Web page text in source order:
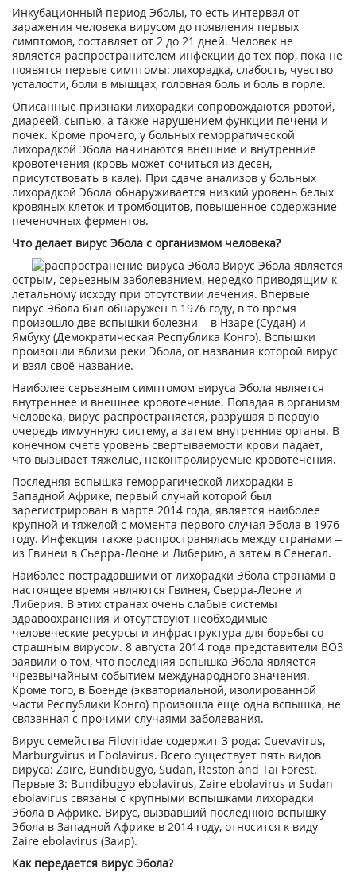
Инкубационный период Эболы, то есть интервал от
заражения человека вирусом до появления первых
симптомов, составляет от 2 до 21 дней. Человек не
является распространителем инфекции до тех пор, пока не
появятся первые симптомы: лихорадка, слабость, чувство
усталости, боли в мышцах, головная боль и боль в горле.
Описанные признаки лихорадки сопровождаются рвотой,
диареей, сыпью, а также нарушением функции печени и
почек. Кроме прочего, у больных геморрагической
лихорадкой Эбола начинаются внешние и внутренние
кровотечения (кровь может сочиться из десен,
присутствовать в кале). При сдаче анализов у больных
лихорадкой Эбола обнаруживается низкий уровень белых
кровяных клеток и тромбоцитов, повышенное содержание
печеночных ферментов.
Что делает вирус Эбола с организмом человека?
Вирус Эбола является
острым, серьезным заболеванием, нередко приводящим к
летальному исходу при отсутствии лечения. Впервые
вирус Эбола был обнаружен в 1976 году, в то время
произошло две вспышки болезни – в Нзаре (Судан) и
Ямбуку (Демократическая Республика Конго). Вспышки
произошли вблизи реки Эбола, от названия которой вирус
и взял своё название.
Наиболее серьезным симптомом вируса Эбола является
внутреннее и внешнее кровотечение. Попадая в организм
человека, вирус распространяется, разрушая в первую
очередь иммунную систему, а затем внутренние органы. В
конечном счете уровень свертываемости крови падает,
что вызывает тяжелые, неконтролируемые кровотечения.
Последняя вспышка геморрагической лихорадки в
Западной Африке, первый случай которой был
зарегистрирован в марте 2014 года, является наиболее
крупной и тяжелой с момента первого случая Эбола в 1976
году. Инфекция также распространялась между странами –
из Гвинеи в Сьерра-Леоне и Либерию, а затем в Сенегал.
Наиболее пострадавшими от лихорадки Эбола странами в
настоящее время являются Гвинея, Сьерра-Леоне и
Либерия. В этих странах очень слабые системы
здравоохранения и отсутствуют необходимые
человеческие ресурсы и инфраструктура для борьбы со
страшным вирусом. 8 августа 2014 года представители ВОЗ
заявили о том, что последняя вспышка Эбола является
чрезвычайным событием международного значения.
Кроме того, в Боенде (экваториальной, изолированной
части Республики Конго) произошла еще одна вспышка, не
связанная с прочими случаями заболевания.
Вирус семейства Filoviridae содержит 3 рода: Cuevavirus,
Marburgvirus и Ebolavirus. Всего существует пять видов
вируса: Zaire, Bundibugyo, Sudan, Reston and Tai Forest.
Первые 3: Bundibugyo ebolavirus, Zaire ebolavirus и Sudan
ebolavirus связаны с крупными вспышками лихорадки
Эбола в Африке. Вирус, вызвавший последнюю вспышку
Эбола в Западной Африке в 2014 году, относится к виду
Zaire ebolavirus (Заир).
Как передается вирус Эбола?